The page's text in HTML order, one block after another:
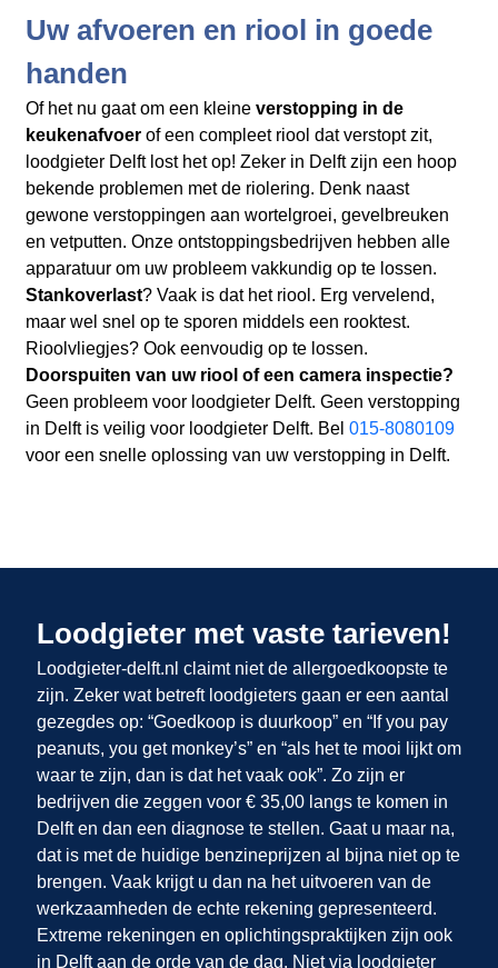
Uw afvoeren en riool in goede
handen
Of het nu gaat om een kleine verstopping in de
keukenafvoerof een compleet riool dat verstopt zit,
loodgieter Delft lost het op! Zeker in Delft zijn een hoop
bekende problemen met de riolering. Denk naast
gewone verstoppingen aan wortelgroei, gevelbreuken
en vetputten. Onze ontstoppingsbedrijven hebben alle
apparatuur om uw probleem vakkundig op te lossen.
Stankoverlast? Vaak is dat het riool. Erg vervelend,
maar wel snel op te sporen middels een rooktest.
Rioolvliegjes? Ook eenvoudig op te lossen.
Doorspuiten van uw riool of een camera inspectie?
Geen probleem voor loodgieter Delft. Geen verstopping
in Delft is veilig voor loodgieter Delft. Bel 015-8080109
voor een snelle oplossing van uw verstopping in Delft.
Loodgieter met vaste tarieven!
Loodgieter-delft.nl claimt niet de allergoedkoopste te
zijn. Zeker wat betreft loodgieters gaan er een aantal
gezegdes op: “Goedkoop is duurkoop” en “If you pay
peanuts, you get monkey’s” en “als het te mooi lijkt om
waar te zijn, dan is dat het vaak ook”. Zo zijn er
bedrijven die zeggen voor € 35,00 langs te komen in
Delft en dan een diagnose te stellen. Gaat u maar na,
dat is met de huidige benzineprijzen al bijna niet op te
brengen. Vaak krijgt u dan na het uitvoeren van de
werkzaamheden de echte rekening gepresenteerd.
Extreme rekeningen en oplichtingspraktijken zijn ook
in Delftaan de orde van de dag. Niet via loodgieter